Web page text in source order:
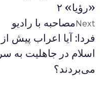
«رؤیا» ۲
Nextمصاحبه با رادیو
فردا: آیا اعراب پیش از
اسلام در جاهلیت به سر
می‌بردند؟